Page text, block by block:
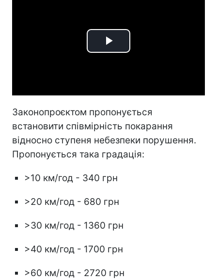
Play
Законопроєктом пропонується
встановити співмірність покарання
відносно ступеня небезпеки порушення.
Пропонується така градація:
>10 км/год - 340 грн
>20 км/год - 680 грн
>30 км/год - 1360 грн
>40 км/год - 1700 грн
>60 км/год - 2720 грн